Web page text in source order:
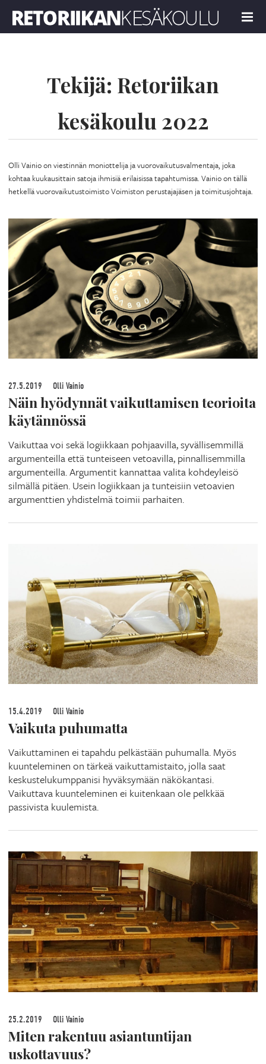
MENU
Tekijä: Retoriikan
kesäkoulu 2022
Olli Vainio on viestinnän moniottelija ja vuorovaikutusvalmentaja, joka
kohtaa kuukausittain satoja ihmisiä erilaisissa tapahtumissa. Vainio on tällä
hetkellä vuorovaikutustoimisto Voimiston perustajajäsen ja toimitusjohtaja.
27.5.2019 Olli Vainio
Näin hyödynnät vaikuttamisen teorioita
käytännössä
Vaikuttaa voi sekä logiikkaan pohjaavilla, syvällisemmillä
argumenteilla että tunteiseen vetoavilla, pinnallisemmilla
argumenteilla. Argumentit kannattaa valita kohdeyleisö
silmällä pitäen. Usein logiikkaan ja tunteisiin vetoavien
argumenttien yhdistelmä toimii parhaiten.
15.4.2019 Olli Vainio
Vaikuta puhumatta
Vaikuttaminen ei tapahdu pelkästään puhumalla. Myös
kuunteleminen on tärkeä vaikuttamistaito, jolla saat
keskustelukumppanisi hyväksymään näkökantasi.
Vaikuttava kuunteleminen ei kuitenkaan ole pelkkää
passivista kuulemista.
25.2.2019 Olli Vainio
Miten rakentuu asiantuntijan
uskottavuus?